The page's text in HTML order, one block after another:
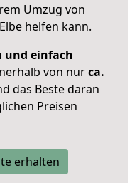
Umzug von
helfen kann.
und einfach
von nurca.
das Beste daran
Preisen
erhalten